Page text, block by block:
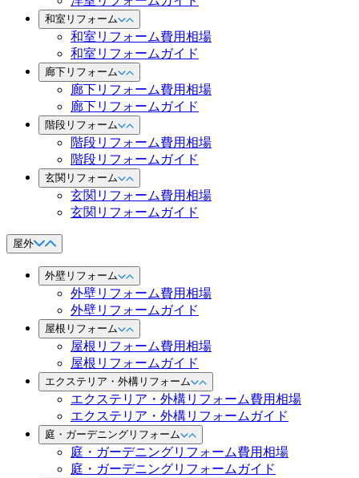
和室リフォーム
和室リフォーム費用相場
和室リフォームガイド
廊下リフォーム
廊下リフォーム費用相場
廊下リフォームガイド
階段リフォーム
階段リフォーム費用相場
階段リフォームガイド
玄関リフォーム
玄関リフォーム費用相場
玄関リフォームガイド
屋外
外壁リフォーム
外壁リフォーム費用相場
外壁リフォームガイド
屋根リフォーム
屋根リフォーム費用相場
屋根リフォームガイド
エクステリア・外構リフォーム
エクステリア・外構リフォーム費用相場
エクステリア・外構リフォームガイド
庭・ガーデニングリフォーム
庭・ガーデニングリフォーム費用相場
庭・ガーデニングリフォームガイド